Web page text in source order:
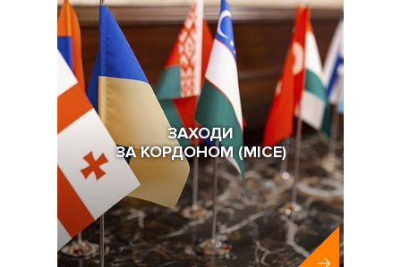
ЗАХОДИ
ЗА КОРДОНОМ (MICE)